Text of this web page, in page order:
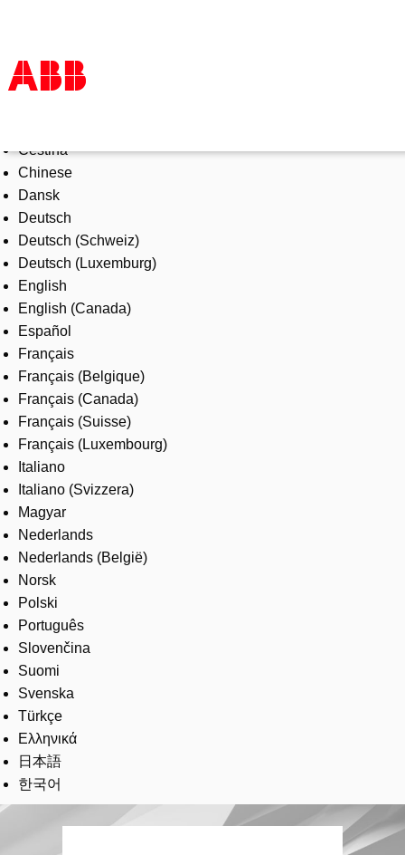
Products & Solutions
Industries
Services
About us
Where to buy
Contact us
Careers
Čeština
Chinese
Dansk
Deutsch
Deutsch (Schweiz)
Deutsch (Luxemburg)
English
English (Canada)
Español
Français
Français (Belgique)
Français (Canada)
Français (Suisse)
Français (Luxembourg)
Italiano
Italiano (Svizzera)
Magyar
Nederlands
Nederlands (België)
Norsk
Polski
Português
Slovenčina
Suomi
Svenska
Türkçe
Ελληνικά
日本語
한국어